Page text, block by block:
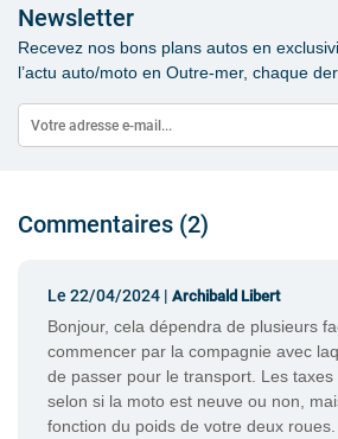
Newsletter
Recevez nos bons plans autos en
l’actu auto/moto en Outre-mer, chaque
Commentaires (2)
Le 22/04/2024 | Archibald Libert
Bonjour, cela dépendra de plusieurs
commencer par la compagnie avec
de passer pour le transport. Les
selon si la moto est neuve ou non,
fonction du poids de votre deux